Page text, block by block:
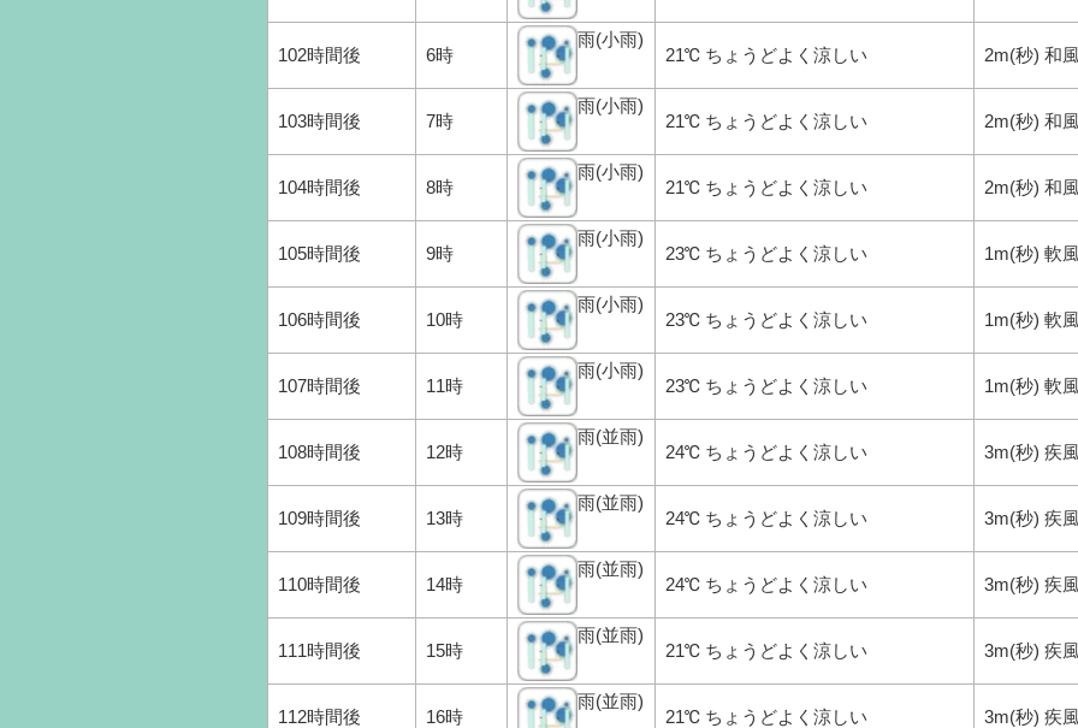
102時間後 6時
雨(小雨)
21℃ ちょうどよく涼しい 2m(秒) 和
103時間後 7時
雨(小雨)
21℃ ちょうどよく涼しい 2m(秒) 和
104時間後 8時
雨(小雨)
21℃ ちょうどよく涼しい 2m(秒) 和
105時間後 9時
雨(小雨)
23℃ ちょうどよく涼しい 1m(秒) 軟
106時間後 10時
雨(小雨)
23℃ ちょうどよく涼しい 1m(秒) 軟
107時間後 11時
雨(小雨)
23℃ ちょうどよく涼しい 1m(秒) 軟
108時間後 12時
雨(並雨)
24℃ ちょうどよく涼しい 3m(秒) 疾
109時間後 13時
雨(並雨)
24℃ ちょうどよく涼しい 3m(秒) 疾
110時間後 14時
雨(並雨)
24℃ ちょうどよく涼しい 3m(秒) 疾
111時間後 15時
雨(並雨)
21℃ ちょうどよく涼しい 3m(秒) 疾
112時間後 16時
雨(並雨)
21℃ ちょうどよく涼しい 3m(秒) 疾